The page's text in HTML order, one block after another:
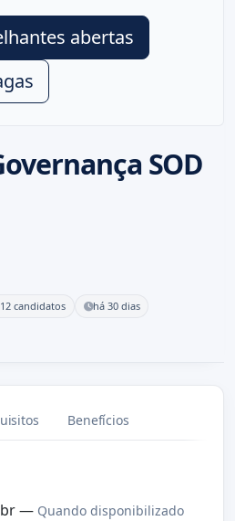
SOD
12 candidatos há 30 dias
abertas
Benefícios
— Quando disponibilizado